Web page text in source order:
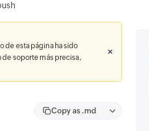
de esta página ha sido
soporte más precisa,
Copy as .md